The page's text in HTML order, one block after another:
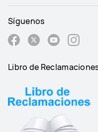
Síguenos
Libro de